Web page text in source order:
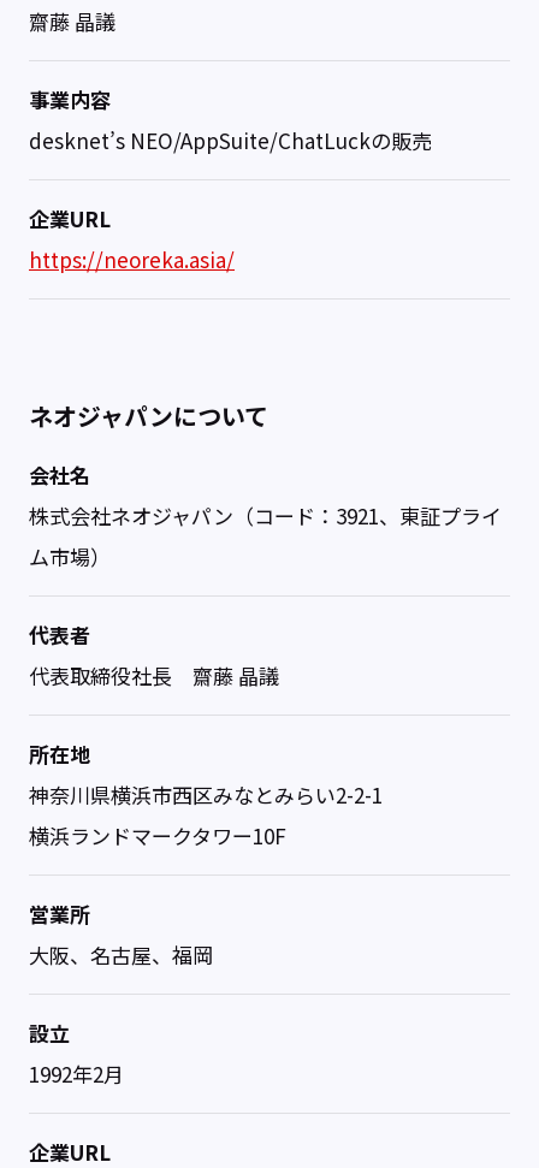
齋藤 晶議
事業内容
desknet’s NEO/AppSuite/ChatLuckの販売
企業URL
https://neoreka.asia/
ネオジャパンについて
会社名
株式会社ネオジャパン（コード：3921、東証プライ
ム市場）
代表者
代表取締役社長 齋藤 晶議
所在地
神奈川県横浜市西区みなとみらい2-2-1
横浜ランドマークタワー10F
営業所
大阪、名古屋、福岡
設立
1992年2月
企業URL